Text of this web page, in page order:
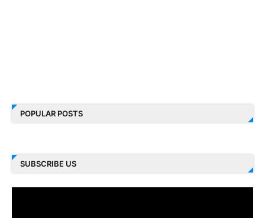
POPULAR POSTS
SUBSCRIBE US